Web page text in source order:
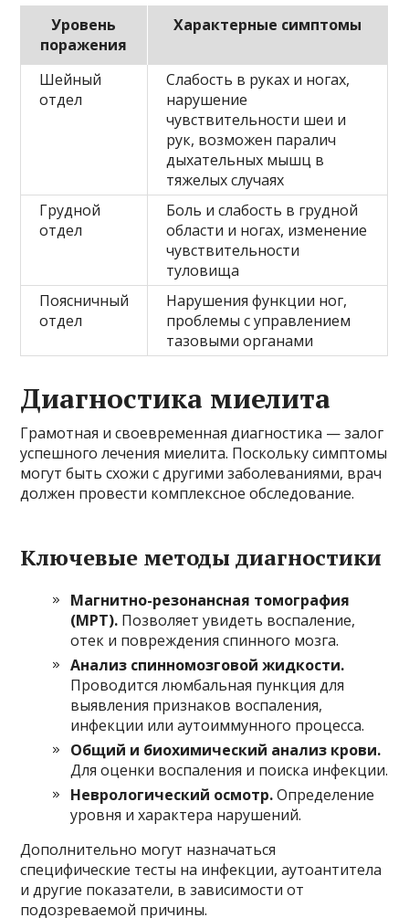
Уровень
поражения
Характерные симптомы
Шейный
отдел
Слабость в руках и ногах,
нарушение
чувствительности шеи и
рук, возможен паралич
дыхательных мышц в
тяжелых случаях
Грудной
отдел
Боль и слабость в грудной
области и ногах, изменение
чувствительности
туловища
Поясничный
отдел
Нарушения функции ног,
проблемы с управлением
тазовыми органами
Диагностика миелита
Грамотная и своевременная диагностика — залог
успешного лечения миелита. Поскольку симптомы
могут быть схожи с другими заболеваниями, врач
должен провести комплексное обследование.
Ключевые методы диагностики
Магнитно-резонансная томография
(МРТ). Позволяет увидеть воспаление,
отек и повреждения спинного мозга.
Анализ спинномозговой жидкости.
Проводится люмбальная пункция для
выявления признаков воспаления,
инфекции или аутоиммунного процесса.
Общий и биохимический анализ крови.
Для оценки воспаления и поиска инфекции.
Неврологический осмотр.Определение
уровня и характера нарушений.
Дополнительно могут назначаться
специфические тесты на инфекции, аутоантитела
и другие показатели, в зависимости от
подозреваемой причины.